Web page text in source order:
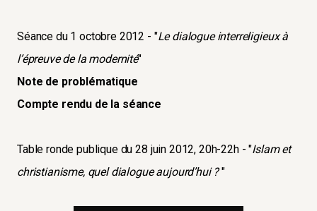
Séance du 1 octobre 2012 - "Le dialogue interreligieux à
l’épreuve de la modernité"
Note de problématique
Compte rendu de la séance
Table ronde publique du 28 juin 2012, 20h-22h - "Islam et
christianisme, quel dialogue aujourd’hui ?"